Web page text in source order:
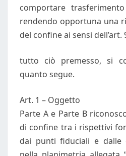
comportare
rendendo opportuna una
del confine ai sensi dell’art.
tutto ciò premesso, si
quanto segue.
Art. 1 – Oggetto
Parte A e Parte B
di confine tra i rispettivi
dai punti fiduciali e dalle